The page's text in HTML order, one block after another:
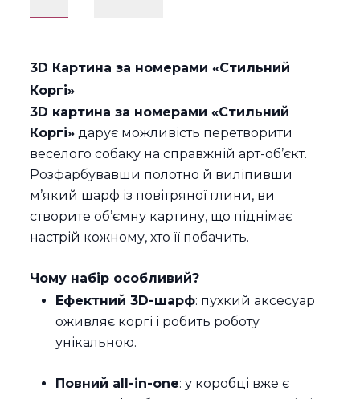
3D Картина за номерами «Стильний
Коргі»
3D картина за номерами «Стильний
Коргі» дарує можливість перетворити
веселого собаку на справжній арт-об’єкт.
Розфарбувавши полотно й виліпивши
м’який шарф із повітряної глини, ви
створите об’ємну картину, що піднімає
настрій кожному, хто її побачить.
Чому набір особливий?
Ефектний 3D-шарф: пухкий аксесуар
оживляє коргі і робить роботу
унікальною.
Повний all-in-one: у коробці вже є